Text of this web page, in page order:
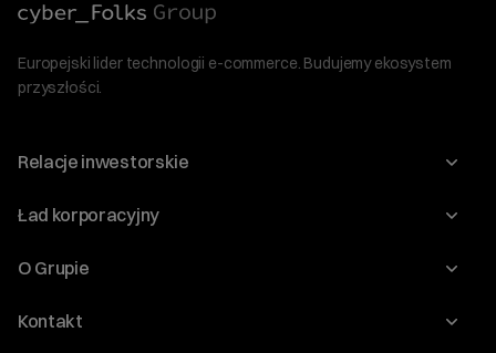
Europejski lider technologii e-commerce. Budujemy ekosystem
przyszłości.
Relacje inwestorskie
Raporty
Ład korporacyjny
Walne Zgromadzenia
O Grupie
O Spółce
Kontakt